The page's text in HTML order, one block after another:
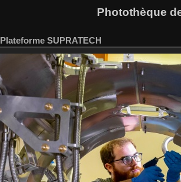
Photothèque
Plateforme SUPRATECH